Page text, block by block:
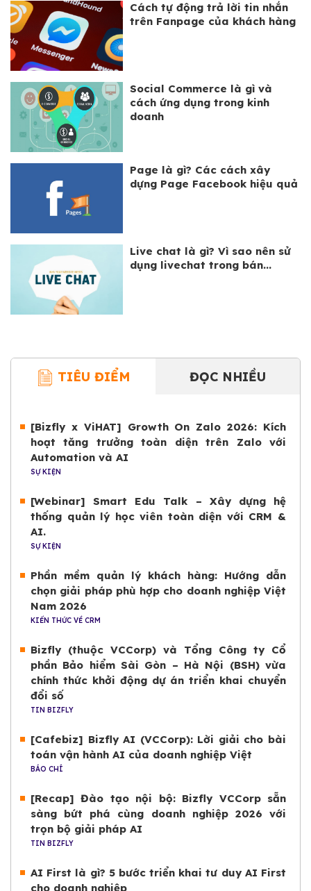
Cách tự động trả lời tin nhắn
trên Fanpage của khách hàng
Social Commerce là gì và
cách ứng dụng trong kinh
doanh
Page là gì? Các cách xây
dựng Page Facebook hiệu quả
Live chat là gì? Vì sao nên sử
dụng livechat trong bán...
TIÊU ĐIỂM ĐỌC NHIỀU
[Bizfly x ViHAT] Growth On Zalo 2026: Kích
hoạt tăng trưởng toàn diện trên Zalo với
Automation và AI
SỰ KIỆN
[Webinar] Smart Edu Talk – Xây dựng hệ
thống quản lý học viên toàn diện với CRM &
AI.
SỰ KIỆN
Phần mềm quản lý khách hàng: Hướng dẫn
chọn giải pháp phù hợp cho doanh nghiệp Việt
Nam 2026
KIẾN THỨC VỀ CRM
Bizfly (thuộc VCCorp) và Tổng Công ty Cổ
phần Bảo hiểm Sài Gòn – Hà Nội (BSH) vừa
chính thức khởi động dự án triển khai chuyển
đổi số
TIN BIZFLY
[Cafebiz] Bizfly AI (VCCorp): Lời giải cho bài
toán vận hành AI của doanh nghiệp Việt
BÁO CHÍ
[Recap] Đào tạo nội bộ: Bizfly VCCorp sẵn
sàng bứt phá cùng doanh nghiệp 2026 với
trọn bộ giải pháp AI
TIN BIZFLY
AI First là gì? 5 bước triển khai tư duy AI First
cho doanh nghiệp